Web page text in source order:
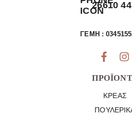
26610
ΓΕΜΗ :
ΚΡΈΑΣ